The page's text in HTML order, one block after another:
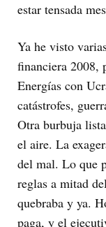
estar tensada
Ya he visto
financiera 2008,
Energías con
catástrofes,
Otra burbuja
el aire. La
del mal. Lo que
reglas a mitad
quebraba y ya.
paga, y el